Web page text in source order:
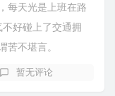
每天光是上班在路
不好碰上了交通拥
不堪言。
暂无评论